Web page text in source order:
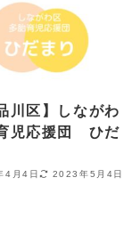
川区】しながわ
児応援団 ひだ
4月4日 2023年5月4日